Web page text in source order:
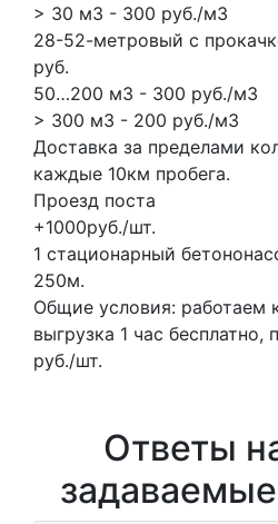
> 30 м3 - 300 руб./м3
28-52-метровый с
руб.
50…200 м3 - 300 руб./м3
> 300 м3 - 200 руб./м3
Доставка за пределами
каждые 10км пробега.
Проезд поста
+1000руб./шт.
1 стационарный
250м.
Общие условия: работаем
выгрузка 1 час бесплатно,
руб./шт.
Ответы